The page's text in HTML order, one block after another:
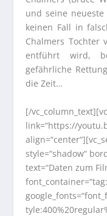
und seine
keinen Fall in
Chalmers Tochter
entführt wird,
gefährliche
die Zeit…
[/
link=“https://
style=“shadow“
text=“Daten zum